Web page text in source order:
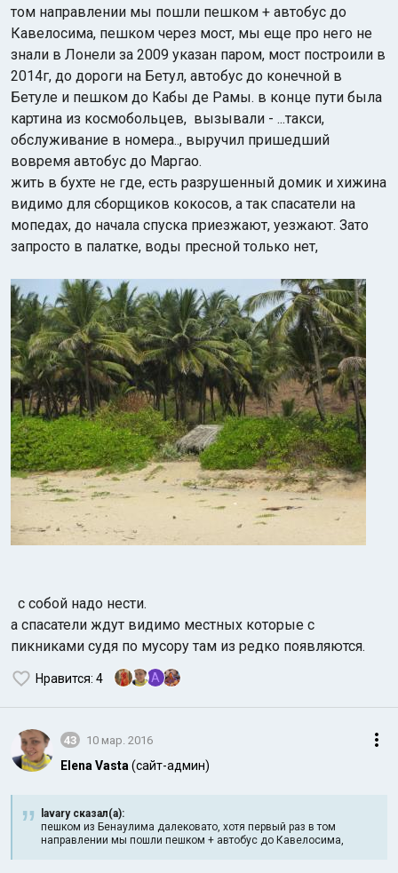
том направлении мы пошли пешком + автобус до
Кавелосима, пешком через мост, мы еще про него не
знали в Лонели за 2009 указан паром, мост построили в
2014г, до дороги на Бетул, автобус до конечной в
Бетуле и пешком до Кабы де Рамы. в конце пути была
картина из космобольцев, вызывали - ...такси,
обслуживание в номера.., выручил пришедший
вовремя автобус до Маргао.
жить в бухте не где, есть разрушенный домик и хижина
видимо для сборщиков кокосов, а так спасатели на
мопедах, до начала спуска приезжают, уезжают. Зато
запросто в палатке, воды пресной только нет,
с собой надо нести.
а спасатели ждут видимо местных которые с
пикниками судя по мусору там из редко появляются.
Нравится: 4 A
43 10 мар. 2016
Elena Vasta (сайт-админ)
lavary сказал(а):
пешком из Бенаулима далековато, хотя первый раз в том
направлении мы пошли пешком + автобус до Кавелосима,